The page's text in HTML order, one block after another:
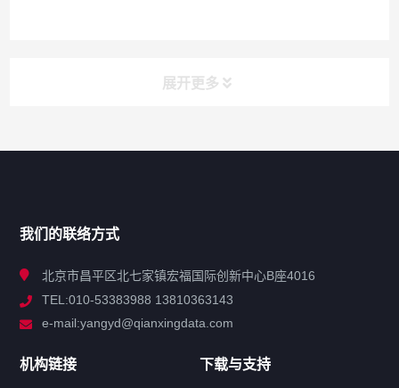
展开更多
解决方案
我们的联络方式
北京市昌平区北七家镇宏福国际创新中心B座4016
TEL:010-53383988 13810363143
e-mail:yangyd@qianxingdata.com
机构链接 下载与支持